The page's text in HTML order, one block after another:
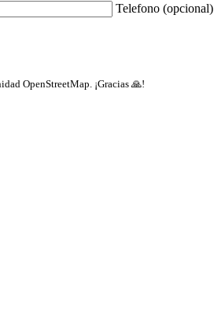
Telefono (opcional)
OpenStreetMap. ¡Gracias 🙏!